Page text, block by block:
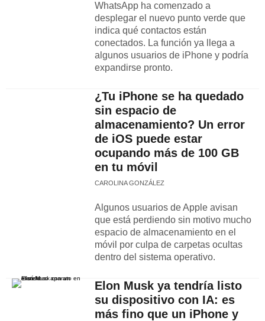
WhatsApp ha comenzado a
desplegar el nuevo punto verde que
indica qué contactos están
conectados. La función ya llega a
algunos usuarios de iPhone y podría
expandirse pronto.
¿Tu iPhone se ha quedado
sin espacio de
almacenamiento? Un error
de iOS puede estar
ocupando más de 100 GB
en tu móvil
CAROLINA GONZÁLEZ
Algunos usuarios de Apple avisan
que está perdiendo sin motivo mucho
espacio de almacenamiento en el
móvil por culpa de carpetas ocultas
dentro del sistema operativo.
Elon Musk ya tendría listo
su dispositivo con IA: es
más fino que un iPhone y